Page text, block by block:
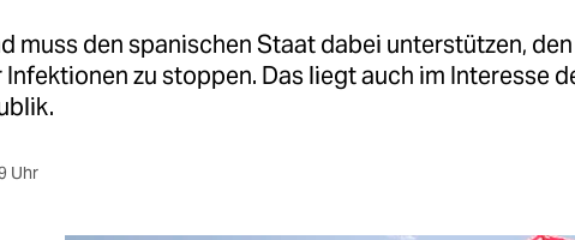
muss den spanischen Staat dabei unterstützen, den
zu stoppen. Das liegt auch im Interesse
Uhr